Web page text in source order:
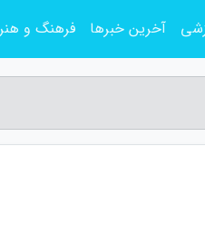
آخرین خبرها فرهنگ و هنر